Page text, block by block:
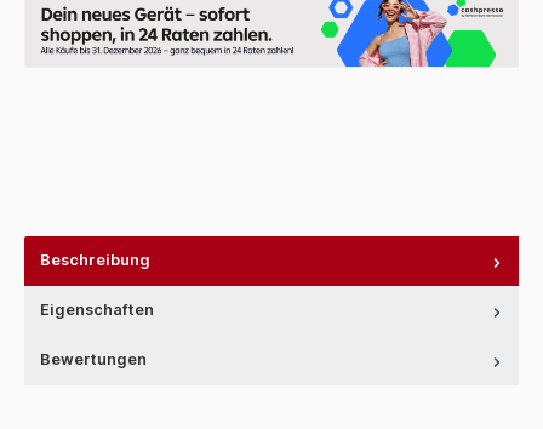
Beschreibung
Eigenschaften
Bewertungen